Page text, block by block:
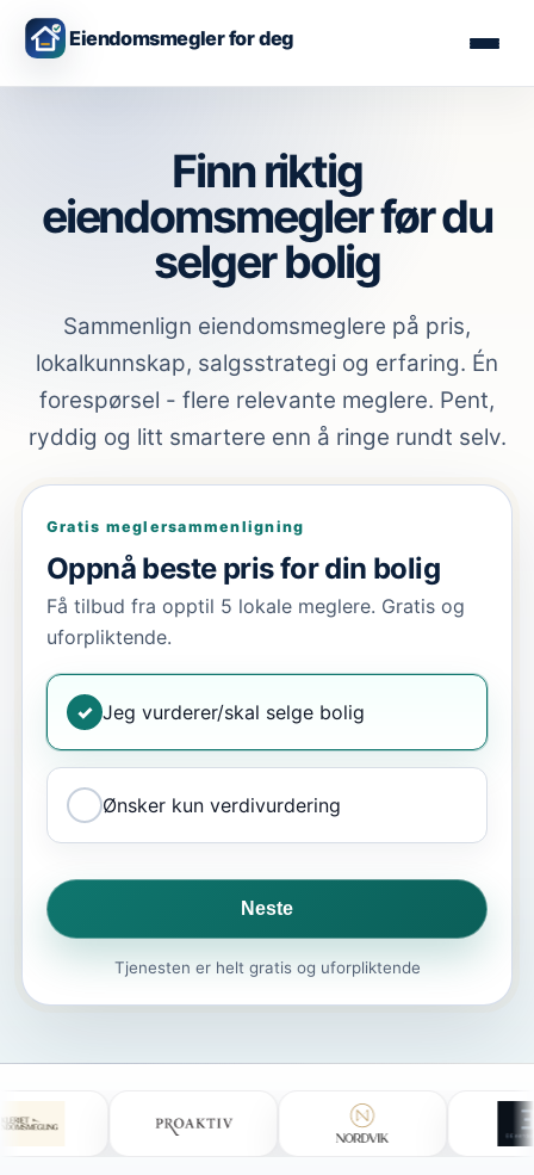
Eiendomsmegler for deg
Finn riktig
eiendomsmegler før du
selger bolig
Sammenlign eiendomsmeglere på pris,
lokalkunnskap, salgsstrategi og erfaring. Én
forespørsel - flere relevante meglere. Pent,
ryddig og litt smartere enn å ringe rundt selv.
Gratis meglersammenligning
Oppnå beste pris for din bolig
Få tilbud fra opptil 5 lokale meglere. Gratis og
uforpliktende.
✓ Jeg vurderer/skal selge bolig
Ønsker kun verdivurdering
Neste
Tjenesten er helt gratis og uforpliktende